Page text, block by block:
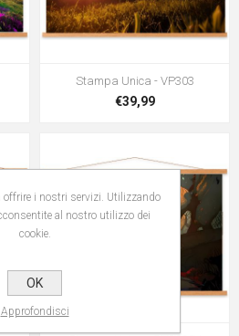
Stampa Unica - VP303
€39,99
offrire i nostri servizi. Utilizzando
al nostro utilizzo dei
cookie.
OK
Approfondisci